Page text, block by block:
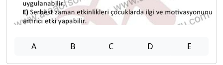
A B C D E